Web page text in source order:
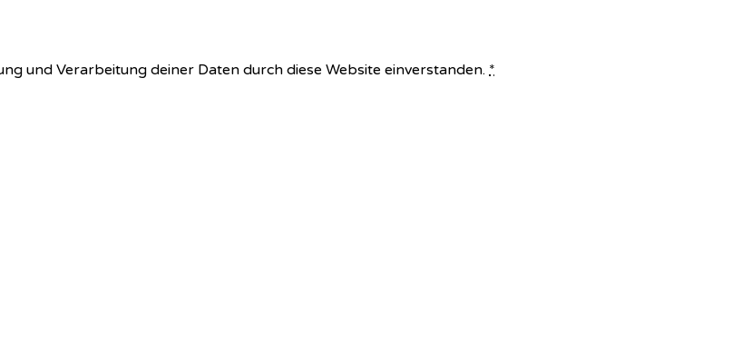
und Verarbeitung deiner Daten durch diese Website einverstanden. *